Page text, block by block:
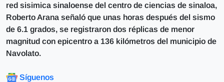
red sisimica sinaloense del centro de ciencias de sinaloa,
Roberto Arana señaló que unas horas después del sismo
de 6.1 grados, se registraron dos réplicas de menor
magnitud con epicentro a 136 kilómetros del municipio de
Navolato.
Síguenos